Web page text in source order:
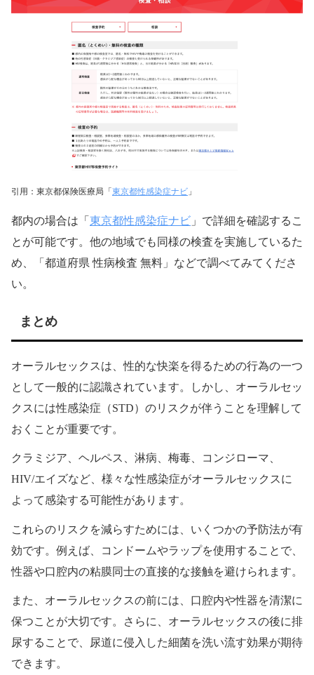
引用：東京都保険医療局「東京都性感染症ナビ 」
都内の場合は「 東京都性感染症ナビ 」で詳細を確認するこ
とが可能です。他の地域でも同様の検査を実施しているた
め、「都道府県 性病検査 無料」などで調べてみてくださ
い。
まとめ
オーラルセックスは、性的な快楽を得るための行為の一つ
として一般的に認識されています。しかし、オーラルセッ
クスには性感染症（STD）のリスクが伴うことを理解して
おくことが重要です。
クラミジア、ヘルペス、淋病、梅毒、コンジローマ、
HIV/エイズなど、様々な性感染症がオーラルセックスに
よって感染する可能性があります。
これらのリスクを減らすためには、いくつかの予防法が有
効です。例えば、コンドームやラップを使用することで、
性器や口腔内の粘膜同士の直接的な接触を避けられます。
また、オーラルセックスの前には、口腔内や性器を清潔に
保つことが大切です。さらに、オーラルセックスの後に排
尿することで、尿道に侵入した細菌を洗い流す効果が期待
できます。